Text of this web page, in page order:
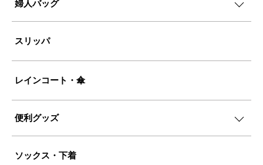
婦人バッグ
スリッパ
レインコート・傘
便利グッズ
ソックス・下着